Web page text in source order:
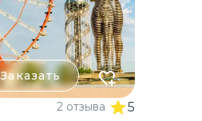
Заказать
2 отзыва 5